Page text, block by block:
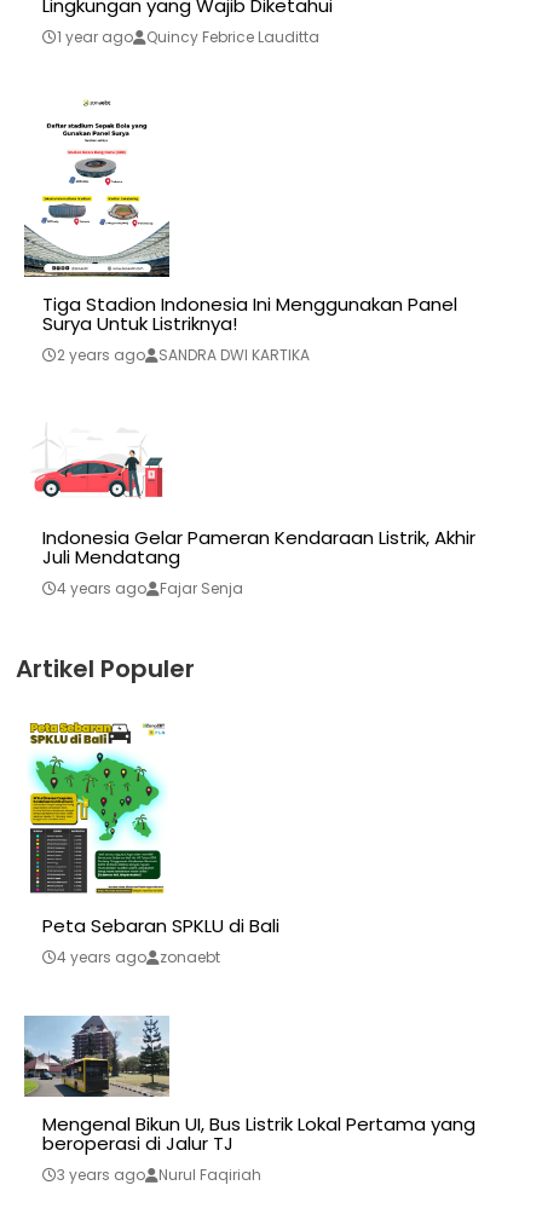
Lingkungan yang Wajib Diketahui
1 year ago Quincy Febrice Lauditta
Tiga Stadion Indonesia Ini Menggunakan Panel
Surya Untuk Listriknya!
2 years ago SANDRA DWI KARTIKA
Indonesia Gelar Pameran Kendaraan Listrik, Akhir
Juli Mendatang
4 years ago Fajar Senja
Artikel Populer
Peta Sebaran SPKLU di Bali
4 years ago zonaebt
Mengenal Bikun UI, Bus Listrik Lokal Pertama yang
beroperasi di Jalur TJ
3 years ago Nurul Faqiriah